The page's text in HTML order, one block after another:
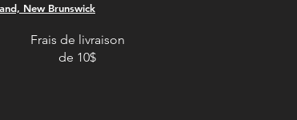
New Brunswick
Frais de livraison
de 10$